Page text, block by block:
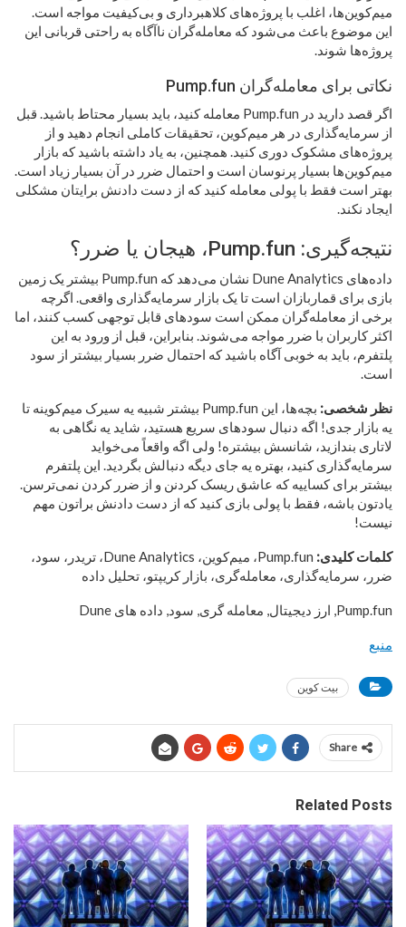
میم‌کوین‌ها، اغلب با پروژه‌های کلاهبرداری و بی‌کیفیت مواجه است.
این موضوع باعث می‌شود که معامله‌گران ناآگاه به راحتی قربانی این
پروژه‌ها شوند.
نکاتی برای معامله‌گران Pump.fun
اگر قصد دارید در Pump.fun معامله کنید، باید بسیار محتاط باشید. قبل
از سرمایه‌گذاری در هر میم‌کوین، تحقیقات کاملی انجام دهید و از
پروژه‌های مشکوک دوری کنید. همچنین، به یاد داشته باشید که بازار
میم‌کوین‌ها بسیار پرنوسان است و احتمال ضرر در آن بسیار زیاد است.
بهتر است فقط با پولی معامله کنید که از دست دادنش برایتان مشکلی
ایجاد نکند.
نتیجه‌گیری: Pump.fun، هیجان یا ضرر؟
داده‌های Dune Analytics نشان می‌دهد که Pump.fun بیشتر یک زمین
بازی برای قماربازان است تا یک بازار سرمایه‌گذاری واقعی. اگرچه
برخی از معامله‌گران ممکن است سودهای قابل توجهی کسب کنند، اما
اکثر کاربران با ضرر مواجه می‌شوند. بنابراین، قبل از ورود به این
پلتفرم، باید به خوبی آگاه باشید که احتمال ضرر بسیار بیشتر از سود
است.
نظر شخصی:
بچه‌ها، این Pump.fun بیشتر شبیه یه سیرک میم‌کوینه تا
یه بازار جدی! اگه دنبال سودهای سریع هستید، شاید یه نگاهی به
لاتاری بندازید، شانسش بیشتره! ولی اگه واقعاً می‌خواید
سرمایه‌گذاری کنید، بهتره یه جای دیگه دنبالش بگردید. این پلتفرم
بیشتر برای کساییه که عاشق ریسک کردنن و از ضرر کردن نمی‌ترسن.
یادتون باشه، فقط با پولی بازی کنید که از دست دادنش براتون مهم
نیست!
کلمات کلیدی:
Pump.fun، میم‌کوین، Dune Analytics، تریدر، سود،
ضرر، سرمایه‌گذاری، معامله‌گری، بازار کریپتو، تحلیل داده
Pump.fun, ارز دیجیتال, معامله گری, سود, داده های Dune
منبع
بیت کوین
Share
Related Posts